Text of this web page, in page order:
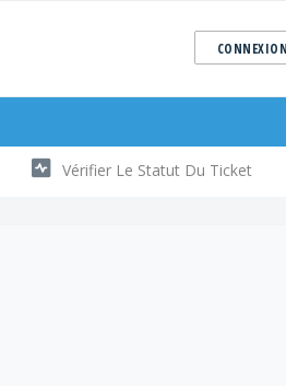
CONNEXION
Vérifier Le Statut Du Ticket